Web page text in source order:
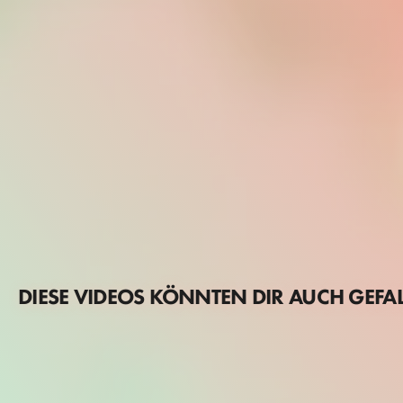
DIESE VIDEOS KÖNNTEN DIR AUCH